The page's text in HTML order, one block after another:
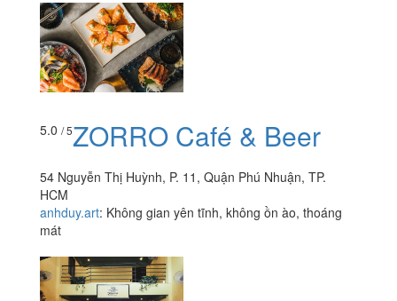
5.0 / 5ZORRO Café & Beer
54 Nguyễn Thị Huỳnh, P. 11, Quận Phú Nhuận, TP.
HCM
anhduy.art: Không gian yên tĩnh, không ồn ào, thoáng
mát